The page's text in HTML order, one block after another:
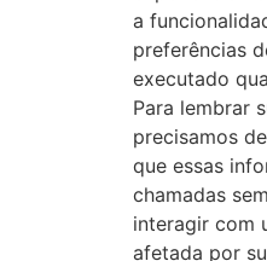
a
preferências
executado
Para lembrar
precisamos
que essas
chamadas
interagir com
afetada por